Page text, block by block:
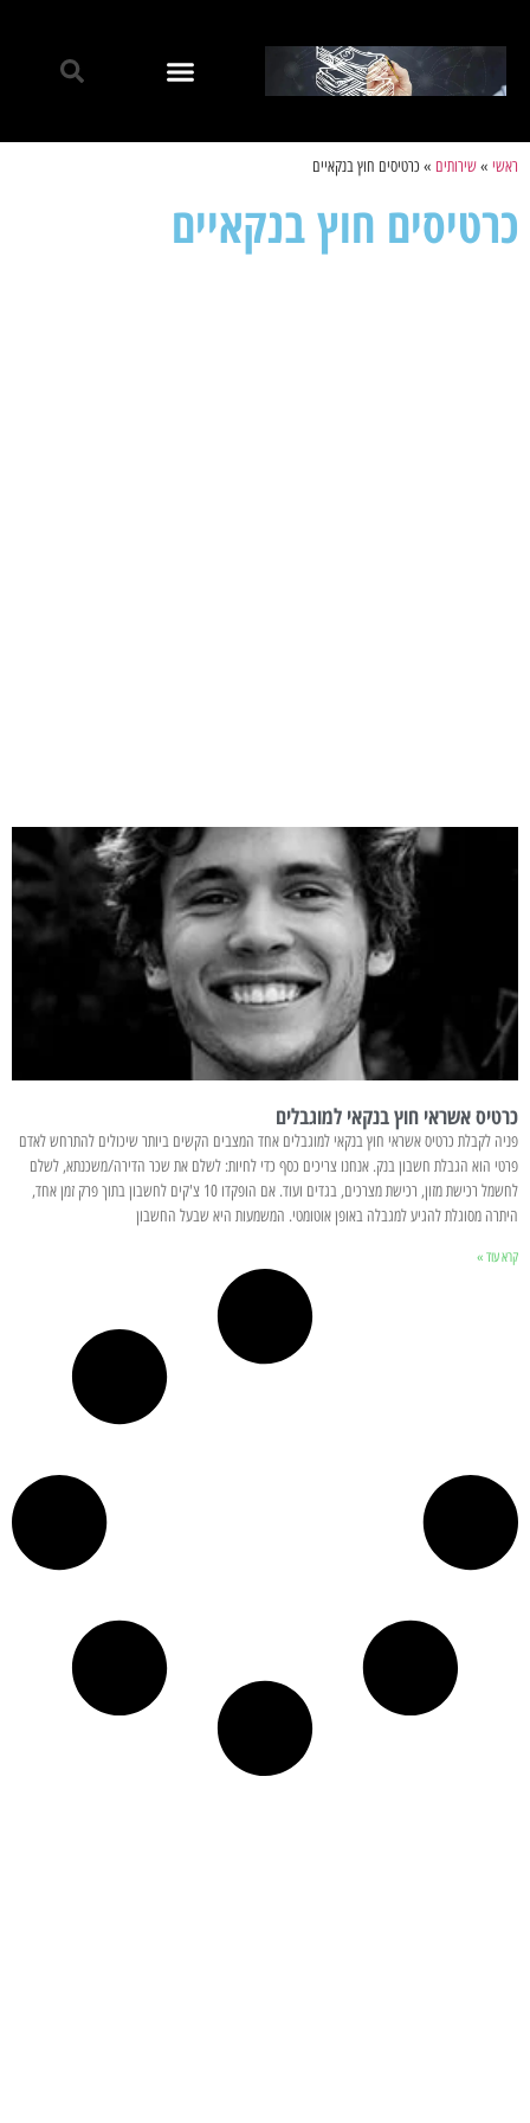
ראשי »שירותים » כרטיסים חוץ בנקאיים
כרטיסים חוץ בנקאיים
כרטיס אשראי חוץ בנקאי למוגבלים
פניה לקבלת כרטיס אשראי חוץ בנקאי למוגבלים אחד המצבים הקשים ביותר שיכולים להתרחש לאדם
פרטי הוא הגבלת חשבון בנק. אנחנו צריכים כסף כדי לחיות: לשלם את שכר הדירה/משכנתא, לשלם
לחשמל רכישת מזון, רכישת מצרכים, בגדים ועוד. אם הופקדו 10 צ'קים לחשבון בתוך פרק זמן אחד,
היתרה מסוגלת להגיע למגבלה באופן אוטומטי. המשמעות היא שבעל החשבון
קרא עוד »